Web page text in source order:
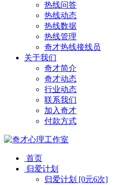
热线问答
热线动态
热线数据
热线管理
奇才热线接线员
关于我们
奇才简介
奇才动态
行业动态
联系我们
加入奇才
付款方式
首页
归爱计划
归爱计划 [0元6次]